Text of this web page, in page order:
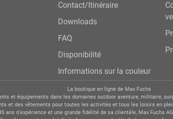
Contact/Itinéraire
Downloads
FAQ
Disponibilité
Informations sur la couleur
La boutique en ligne de Max Fuchs
et équipements dans les domaines outdoor aventure, militaire,
des vêtements pour toutes les activités et tous les loisirs en
d'expérience et une grande fidélité de sa clientèle, Max Fuchs